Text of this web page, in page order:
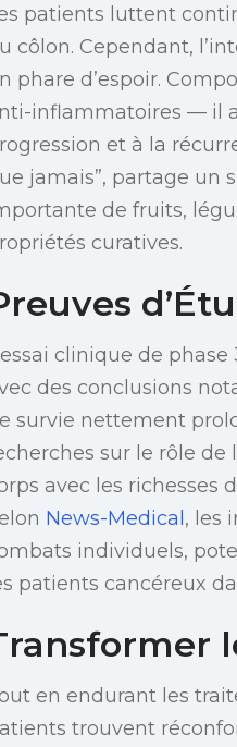
patients luttent
côlon. Cependant,
phare d’espoir.
inflammatoires — il
et à la
jamais”, partage un
de fruits,
curatives.
clinique de
des conclusions
survie nettement
sur le rôle
avec les richesses
News-Medical, les
individuels,
patients cancéreux
en endurant les
trouvent